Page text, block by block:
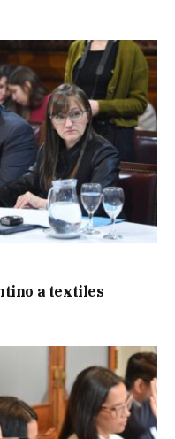
a textiles